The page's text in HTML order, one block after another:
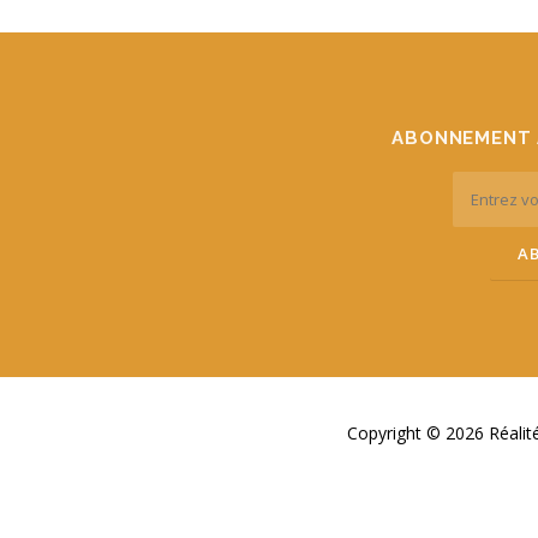
ABONNEMENT
Copyright © 2026